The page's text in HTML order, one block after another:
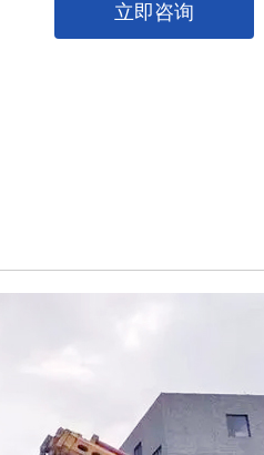
立即咨询